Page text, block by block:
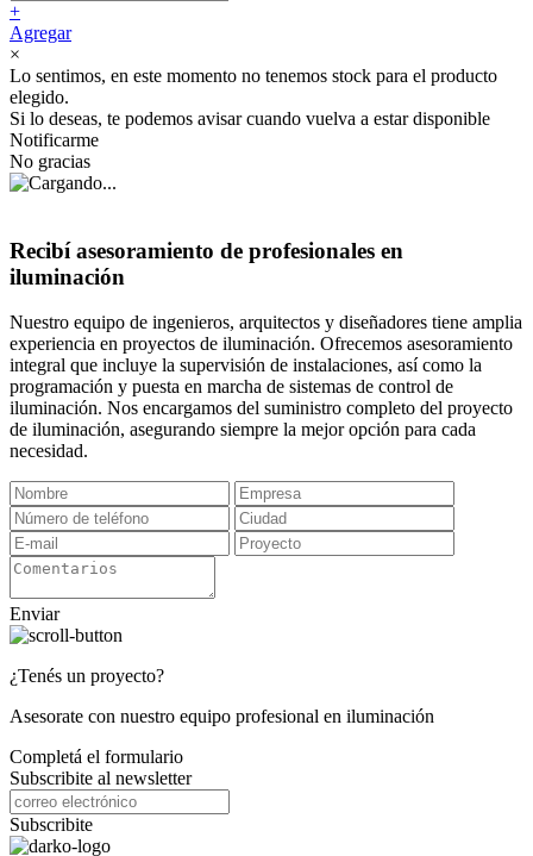
+
Agregar
×
Lo sentimos, en este momento no tenemos stock para el producto
elegido.
Si lo deseas, te podemos avisar cuando vuelva a estar disponible
Notificarme
No gracias
Recibí asesoramiento de profesionales en
iluminación
Nuestro equipo de ingenieros, arquitectos y diseñadores tiene amplia
experiencia en proyectos de iluminación. Ofrecemos asesoramiento
integral que incluye la supervisión de instalaciones, así como la
programación y puesta en marcha de sistemas de control de
iluminación. Nos encargamos del suministro completo del proyecto
de iluminación, asegurando siempre la mejor opción para cada
necesidad.
Enviar
¿Tenés un proyecto?
Asesorate con nuestro equipo profesional en iluminación
Completá el formulario
Subscribite al newsletter
Subscribite